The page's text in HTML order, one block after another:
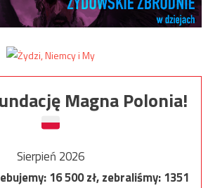
Magna Polonia!
Sierpień 2026
16 500zł, zebraliśmy:1351